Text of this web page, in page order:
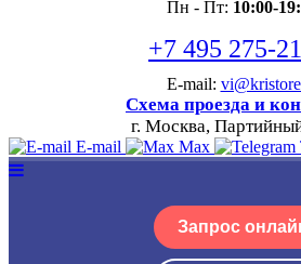
Пн - Пт: 10:00-
+7 495 275-
E-mail:
Схема проезда и
г. Москва,
E-mail Max
Запрос